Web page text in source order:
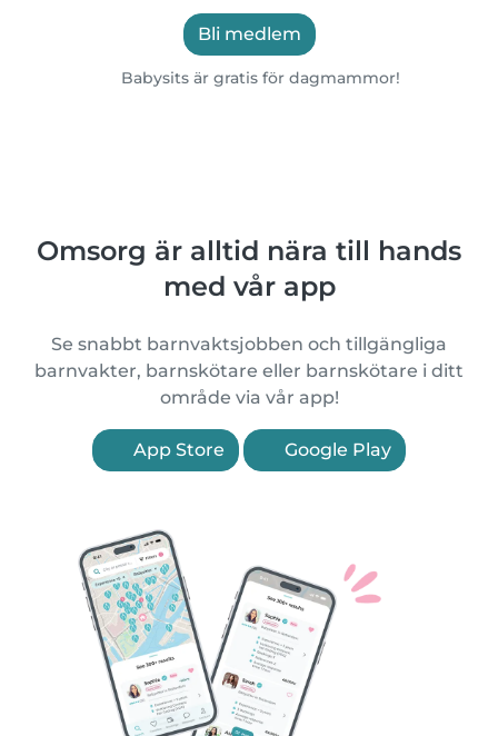
Bli medlem
Babysits är gratis för dagmammor!
Omsorg är alltid nära till hands
med vår app
Se snabbt barnvaktsjobben och tillgängliga
barnvakter, barnskötare eller barnskötare i ditt
område via vår app!
App Store Google Play